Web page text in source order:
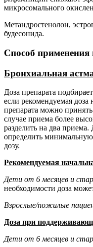
микросомального
Метандростенолон,
будесонида.
Способ применения
Бронхиальная
Доза препарата
если рекомендуемая
препарата можно
случае приема более
разделить на два
определить
дозу.
Рекомендуемая
Дети от 6 месяцев и
необходимости доза
Взрослые/пожилые
Доза при
Дети от 6 месяцев и